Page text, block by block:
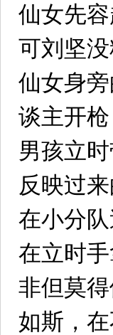
仙女先容
可刘坚
仙女身
谈主开
男孩立
反映过
在小分
在立时
非但莫
如斯，